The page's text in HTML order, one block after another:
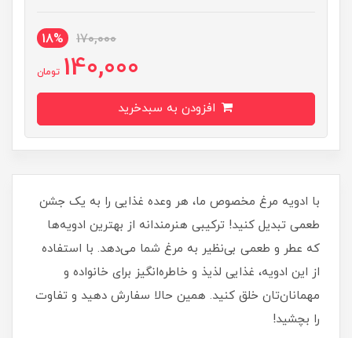
170,000
18%
140,000 تومان
با ادویه مرغ مخصوص ما، هر وعده غذایی را به یک جشن
طعمی تبدیل کنید! ترکیبی هنرمندانه از بهترین ادویه‌ها
که عطر و طعمی بی‌نظیر به مرغ شما می‌دهد. با استفاده
از این ادویه، غذایی لذیذ و خاطره‌انگیز برای خانواده و
مهمانان‌تان خلق کنید. همین حالا سفارش دهید و تفاوت
را بچشید!